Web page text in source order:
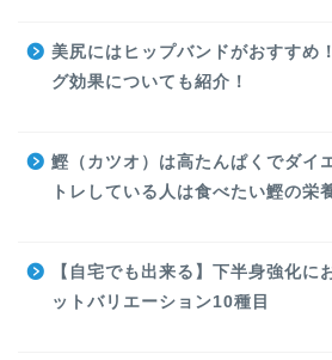
美尻にはヒップバンドがおすすめ
グ効果についても紹介！
鰹（カツオ）は高たんぱくでダイ
トレしている人は食べたい鰹の栄
【自宅でも出来る】下半身強化に
ットバリエーション10種目